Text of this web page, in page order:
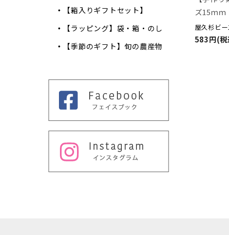
ズ15ｍｍ
屋久杉ビ
583円(
【箱入りギフトセット】
【ラッピング】袋・箱・のし
【季節のギフト】旬の農産物